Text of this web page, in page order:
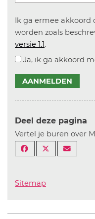
Ik ga ermee
worden zoals
versie 1.1.
Ja, ik ga akkoord
AANMELDEN
Deel deze pagina
Vertel je buren over
Sitemap